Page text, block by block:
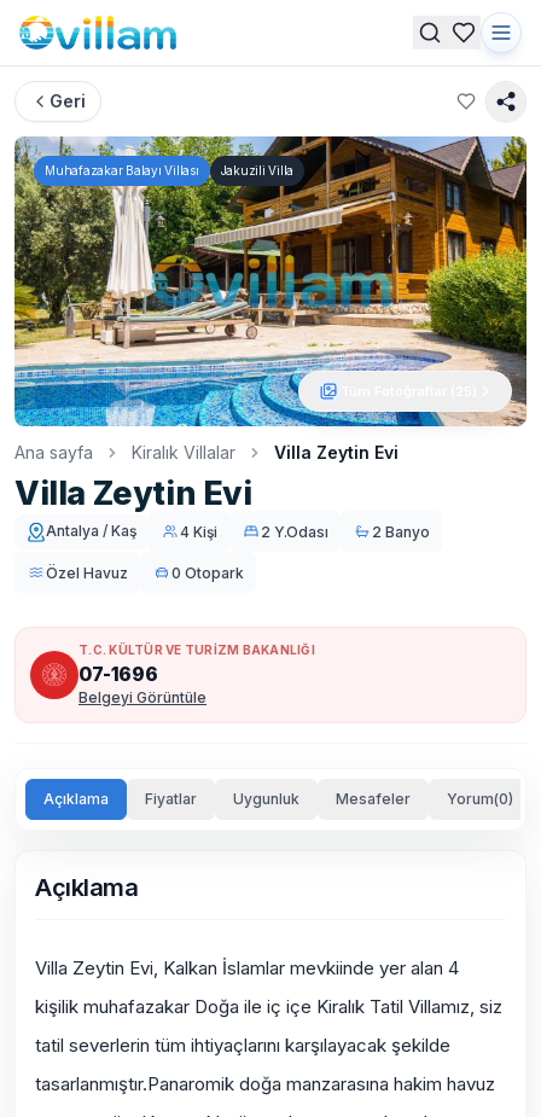
Geri
Muhafazakar Balayı Villası Jakuzili Villa
Ana sayfa Kiralık Villalar Villa Zeytin Evi
Villa Zeytin Evi
Antalya / Kaş 4 Kişi 2 Y.Odası 2 Banyo
Özel Havuz 0 Otopark
T.C. KÜLTÜR VE TURİZM BAKANLIĞI
07-1696
Belgeyi Görüntüle
Açıklama Fiyatlar Uygunluk Mesafeler Yorum(0)
Açıklama
Villa Zeytin Evi, Kalkan İslamlar mevkiinde yer alan 4
kişilik muhafazakar Doğa ile iç içe Kiralık Tatil Villamız, siz
tatil severlerin tüm ihtiyaçlarını karşılayacak şekilde
tasarlanmıştır.Panaromik doğa manzarasına hakim havuz